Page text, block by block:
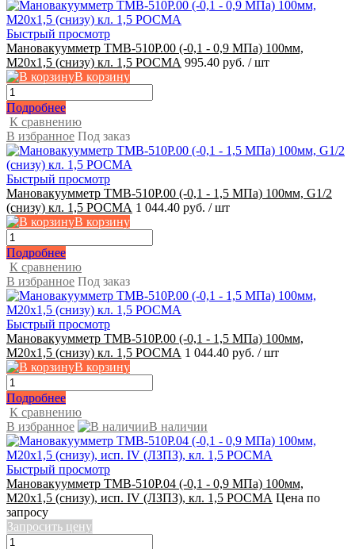
Быстрый просмотр
Мановакуумметр ТМВ-510Р.00 (-0,1 - 0,9 МПа) 100мм,
М20x1,5 (снизу) кл. 1,5 РОСМА 995.40 руб. / шт
В корзину
Подробнее
К сравнению
В избранное Под заказ
Быстрый просмотр
Мановакуумметр ТМВ-510Р.00 (-0,1 - 1,5 МПа) 100мм, G1/2
(снизу) кл. 1,5 РОСМА 1 044.40 руб. / шт
В корзину
Подробнее
К сравнению
В избранное Под заказ
Быстрый просмотр
Мановакуумметр ТМВ-510Р.00 (-0,1 - 1,5 МПа) 100мм,
М20x1,5 (снизу) кл. 1,5 РОСМА 1 044.40 руб. / шт
В корзину
Подробнее
К сравнению
В избранное
В наличии
Быстрый просмотр
Мановакуумметр ТМВ-510Р.04 (-0,1 - 0,9 МПа) 100мм,
M20x1,5 (снизу), исп. IV (ЛЗПЗ), кл. 1,5 РОСМА Цена по
запросу
Запросить цену